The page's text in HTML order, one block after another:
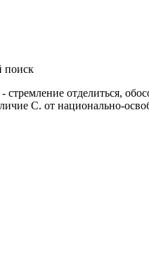
поиск
стремление отделиться,
С. от национально-